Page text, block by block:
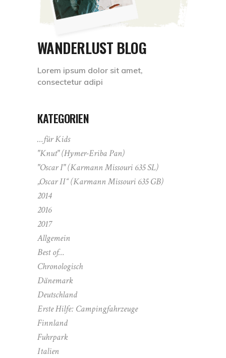
WANDERLUST BLOG
Lorem ipsum dolor sit amet,
consectetur adipi
KATEGORIEN
…für Kids
"Knut" (Hymer-Eriba Pan)
"Oscar I" (Karmann Missouri 635 SL)
„Oscar II“ (Karmann Missouri 635 GB)
2014
2016
2017
Allgemein
Best of…
Chronologisch
Dänemark
Deutschland
Erste Hilfe: Campingfahrzeuge
Finnland
Fuhrpark
Italien